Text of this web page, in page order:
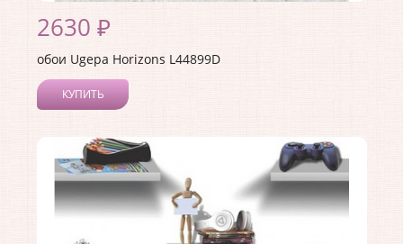
2630 ₽
обои Ugepa Horizons L44899D
КУПИТЬ
Коллекция:Horizons
Длина рулона:10.05
Ширина рулона:1.06
Материал покрытия:Виниловое
Страна:Франция
Материал основы:
Флизелин